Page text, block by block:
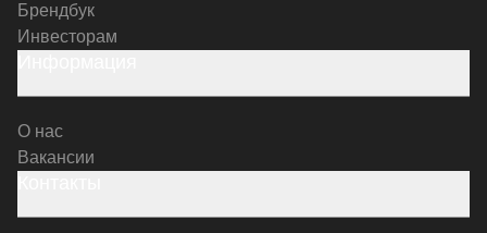
Брендбук
Инвесторам
О нас
Вакансии